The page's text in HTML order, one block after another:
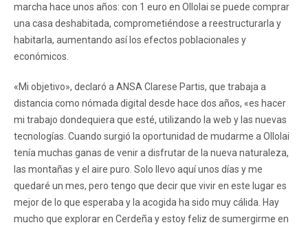
marcha hace unos años: con 1 euro en Ollolai se puede comprar
una casa deshabitada, comprometiéndose a reestructurarla y
habitarla, aumentando así los efectos poblacionales y
económicos.
«Mi objetivo», declaró a ANSA Clarese Partis, que trabaja a
distancia como nómada digital desde hace dos años, «es hacer
mi trabajo dondequiera que esté, utilizando la web y las nuevas
tecnologías. Cuando surgió la oportunidad de mudarme a Ollolai
tenía muchas ganas de venir a disfrutar de la nueva naturaleza,
las montañas y el aire puro. Solo llevo aquí unos días y me
quedaré un mes, pero tengo que decir que vivir en este lugar es
mejor de lo que esperaba y la acogida ha sido muy cálida. Hay
mucho que explorar en Cerdeña y estoy feliz de sumergirme en